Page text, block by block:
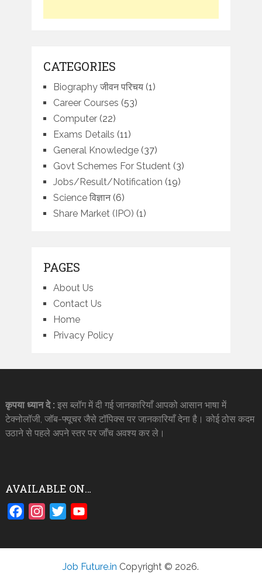
CATEGORIES
Biography जीवन परिचय(1)
Career Courses (53)
Computer(22)
Exams Details (11)
General Knowledge(37)
Govt Schemes For Student (3)
Jobs/Result/Notification (19)
Science विज्ञान(6)
Share Market (IPO) (1)
PAGES
About Us
Contact Us
Home
Privacy Policy
कृपया ध्यान दे : इस ब्लॉग में दी गई जानकारियाँ आपको आसान भाषा में
टेक्नोलॉजी, जॉब-फ्यूचर जैसे टॉपिक्स पर जानकारियाँ देना है। कोई ठोस कदम
उठाने से पहले अपने स्तर पर जाँच अवश्य कर ले।
AVAILABLE ON…
FacebookInstagram
Twitter
Job Future.in Copyright © 2026.